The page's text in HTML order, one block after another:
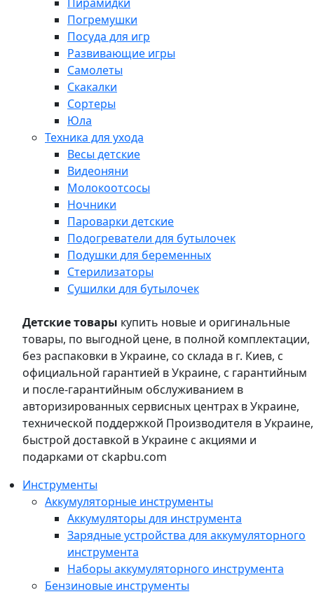
Погремушки
Посуда для игр
Развивающие игры
Самолеты
Скакалки
Сортеры
Юла
Техника для ухода
Весы детские
Видеоняни
Молокоотсосы
Ночники
Пароварки детские
Подогреватели для бутылочек
Подушки для беременных
Стерилизаторы
Сушилки для бутылочек
Детские товары купить новые и оригинальные
товары, по выгодной цене, в полной комплектации,
без распаковки в Украине, со склада в г. Киев, с
официальной гарантией в Украине, с гарантийным
и после-гарантийным обслуживанием в
авторизированных сервисных центрах в Украине,
технической поддержкой Производителя в Украине,
быстрой доставкой в Украине с акциями и
подарками от ckapbu.com
Инструменты
Аккумуляторные инструменты
Аккумуляторы для инструмента
Зарядные устройства для аккумуляторного
инструмента
Наборы аккумуляторного инструмента
Бензиновые инструменты